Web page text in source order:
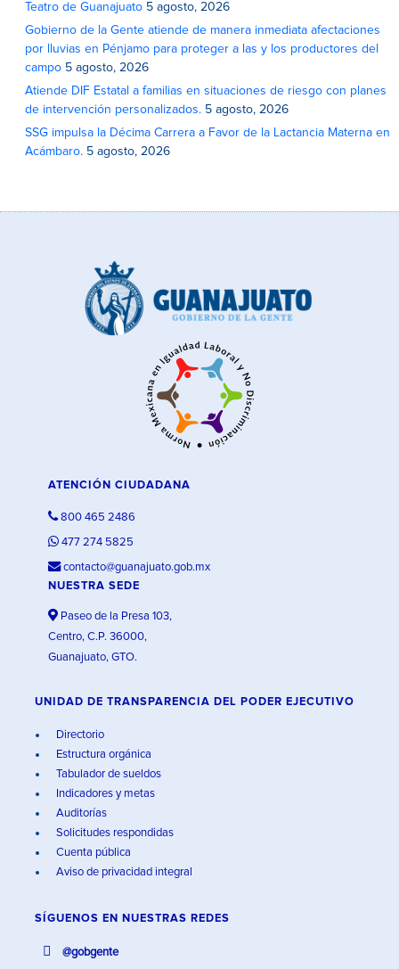
Teatro de Guanajuato 5 agosto, 2026
Gobierno de la Gente atiende de manera inmediata afectaciones
por lluvias en Pénjamo para proteger a las y los productores del
campo 5 agosto, 2026
Atiende DIF Estatal a familias en situaciones de riesgo con planes
de intervención personalizados. 5 agosto, 2026
SSG impulsa la Décima Carrera a Favor de la Lactancia Materna en
Acámbaro. 5 agosto, 2026
ATENCIÓN CIUDADANA
800 465 2486
477 274 5825
contacto@guanajuato.gob.mx
NUESTRA SEDE
Paseo de la Presa 103,
Centro, C.P. 36000,
Guanajuato, GTO.
UNIDAD DE TRANSPARENCIA DEL PODER EJECUTIVO
Directorio
Estructura orgánica
Tabulador de sueldos
Indicadores y metas
Auditorías
Solicitudes respondidas
Cuenta pública
Aviso de privacidad integral
SÍGUENOS EN NUESTRAS REDES
@gobgente